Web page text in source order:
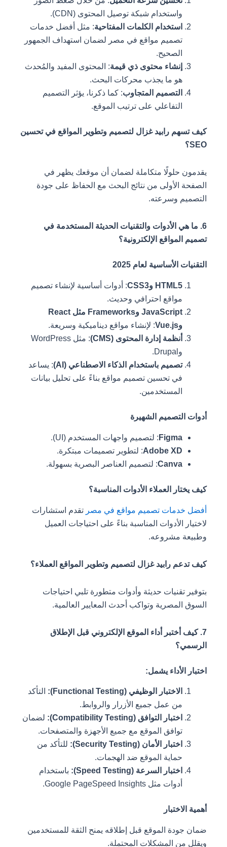
واستخدام شبكة توصيل المحتوى (CDN).
استخدام الكلمات المفتاحية: مثل أفضل خدمات
تصميم مواقع في مصر لضمان استهداف الجمهور
الصحيح.
إنشاء محتوى ذي قيمة: المحتوى المفيد والمُحدث
هو ما يجذب محركات البحث.
التصميم المتجاوب: كما ذكرنا، يؤثر التصميم
التفاعلي على ترتيب الموقع.
كيف تسهم رابيد غزال لتصميم وتطوير المواقع في تحسين
SEO؟
يقدمون حلولًا متكاملة لضمان أن موقعك يظهر في
الصفحة الأولى من نتائج البحث مع الحفاظ على جودة
التصميم وسرعته.
6. ما هي الأدوات والتقنيات الحديثة المستخدمة في
تصميم المواقع الإلكترونية؟
التقنيات الأساسية لعام 2025
HTML5 وCSS3
: أدوات أساسية لإنشاء تصميم
مواقع احترافي وحديث.
JavaScript وFrameworks مثل React
: لإنشاء مواقع ديناميكية وسريعة.
أنظمة إدارة المحتوى (CMS)
: مثل WordPress
تصميم باستخدام الذكاء الاصطناعي (AI)
: يساعد
في تحسين تصميم مواقع بناءً على تحليل بيانات
المستخدمين.
أدوات التصميم الشهيرة
Figma: لتصميم واجهات المستخدم (UI).
Adobe XD: لتطوير تصميمات مبتكرة.
Canva: لتصميم العناصر البصرية بسهولة.
كيف يختار العملاء الأدوات المناسبة؟
أفضل خدمات تصميم مواقع في مصرتقدم استشارات
لاختيار الأدوات المناسبة بناءً على احتياجات العميل
وطبيعة مشروعه.
كيف تدعم رابيد غزال لتصميم وتطوير المواقع العملاء؟
بتوفير تقنيات حديثة وأدوات متطورة تلبي احتياجات
السوق المصرية وتواكب أحدث المعايير العالمية.
7. كيف أختبر أداء الموقع الإلكتروني قبل الإطلاق
الرسمي؟
اختبار الأداء يشمل:
الاختبار الوظيفي (Functional Testing):
التأكد
من عمل جميع الأزرار والروابط.
اختبار التوافق (Compatibility Testing):
لضمان
توافق الموقع مع جميع الأجهزة والمتصفحات.
اختبار الأمان (Security Testing):
للتأكد من
حماية الموقع ضد الهجمات.
اختبار السرعة (Speed Testing):
باستخدام
أدوات مثل Google PageSpeed Insights.
أهمية الاختبار
ضمان جودة الموقع قبل إطلاقه يمنح الثقة للمستخدمين
ويقلل من المشكلات المحتملة.